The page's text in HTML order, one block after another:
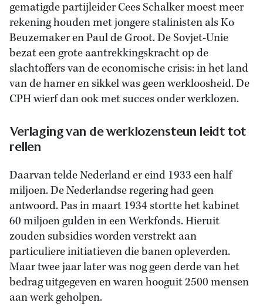
gematigde partijleider Cees Schalker moest meer
rekening houden met jongere stalinisten als Ko
Beuzemaker en Paul de Groot. De Sovjet-Unie
bezat een grote aantrekkingskracht op de
slachtoffers van de economische crisis: in het land
van de hamer en sikkel was geen werkloosheid. De
CPH wierf dan ook met succes onder werklozen.
Verlaging van de werklozensteun leidt tot
rellen
Daarvan telde Nederland er eind 1933 een half
miljoen. De Nederlandse regering had geen
antwoord. Pas in maart 1934 stortte het kabinet
60 miljoen gulden in een Werkfonds. Hieruit
zouden subsidies worden verstrekt aan
particuliere initiatieven die banen opleverden.
Maar twee jaar later was nog geen derde van het
bedrag uitgegeven en waren hooguit 2500 mensen
aan werk geholpen.